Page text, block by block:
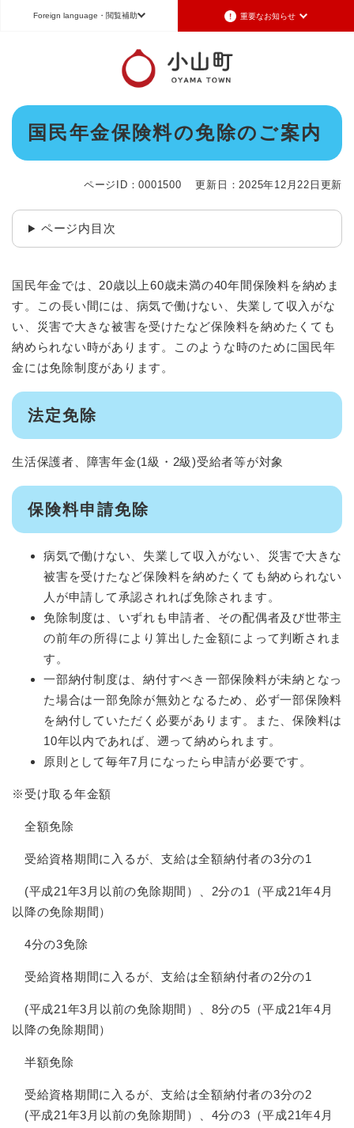
メニューを飛ばして本文へ
Foreign language ・閲覧補助 重要なお知らせ
重要なお知らせ
令和8年6月26日発生の地震被害に対する支援制度のお知らせ
2026年6月28日更新
地震による断水は6月28日午後5時に復旧しました
2026年6月28日更新
2026年6月28日更新
令和8年6月27日21時 災害警戒体制を廃止しました
地震による断水情報(6月27日15時現在)
重要なお知らせの一覧 重要なお知らせのRSS
Foreign language
日本語（Japanese） English（英語）
中文（簡体字）
Português（ポルトガル語）
한국어（韓国語）
標準 拡大 背景色変更 白 黒 青
本
国民年金保険料の免除のご案内
ページID：0001500 更新日：2025年12月22日更新
ページ内目次
国民年金では、20歳以上60歳未満の40年間保険料を納めま
す。この長い間には、病気で働けない、失業して収入がな
い、災害で大きな被害を受けたなど保険料を納めたくても
納められない時があります。このような時のために国民年
金には免除制度があります。
法定免除
生活保護者、障害年金(1級・2級)受給者等が対象
保険料申請免除
病気で働けない、失業して収入がない、災害で大きな
被害を受けたなど保険料を納めたくても納められない
人が申請して承認されれば免除されます。
免除制度は、いずれも申請者、その配偶者及び世帯主
の前年の所得により算出した金額によって判断されま
す。
一部納付制度は、納付すべき一部保険料が未納となっ
た場合は一部免除が無効となるため、必ず一部保険料
を納付していただく必要があります。また、保険料は
10年以内であれば、遡って納められます。
原則として毎年7月になったら申請が必要です。
※受け取る年金額
全額免除
受給資格期間に入るが、支給は全額納付者の3分の1
(平成21年3月以前の免除期間）、2分の1（平成21年4月
以降の免除期間）
4分の3免除
受給資格期間に入るが、支給は全額納付者の2分の1
(平成21年3月以前の免除期間）、8分の5（平成21年4月
以降の免除期間）
半額免除
受給資格期間に入るが、支給は全額納付者の3分の2
(平成21年3月以前の免除期間）、4分の3（平成21年4月